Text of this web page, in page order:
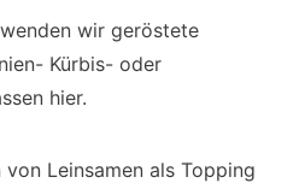
wir geröstete
Kürbis- oder
hier.
Leinsamen als Topping